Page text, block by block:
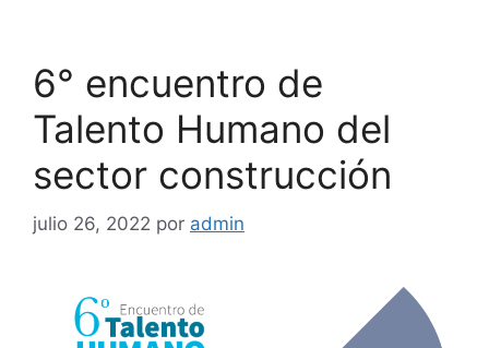
6° encuentro de
Talento Humano del
sector construcción
julio 26, 2022 por admin